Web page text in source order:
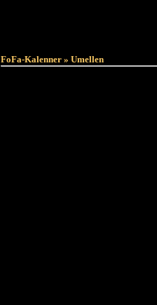
FoFa-Kalenner » Umellen